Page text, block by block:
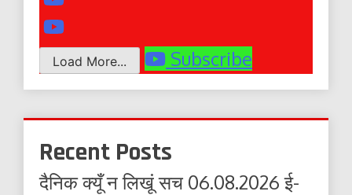
Load More... Subscribe
Recent Posts
दैनिक क्यूँ न लिखूं सच 06.08.2026 ई-